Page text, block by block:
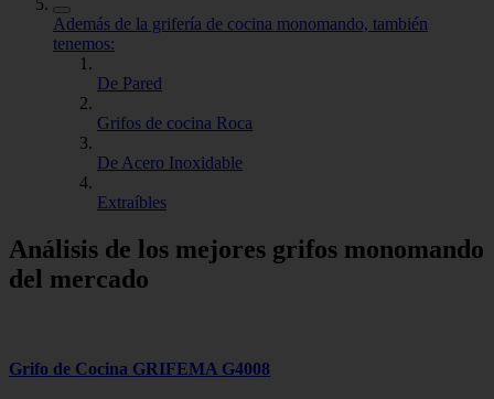
Además de la grifería de cocina monomando, también
tenemos:
De Pared
Grifos de cocina Roca
De Acero Inoxidable
Extraíbles
Análisis de los mejores grifos monomando
del mercado
Grifo de Cocina GRIFEMA G4008